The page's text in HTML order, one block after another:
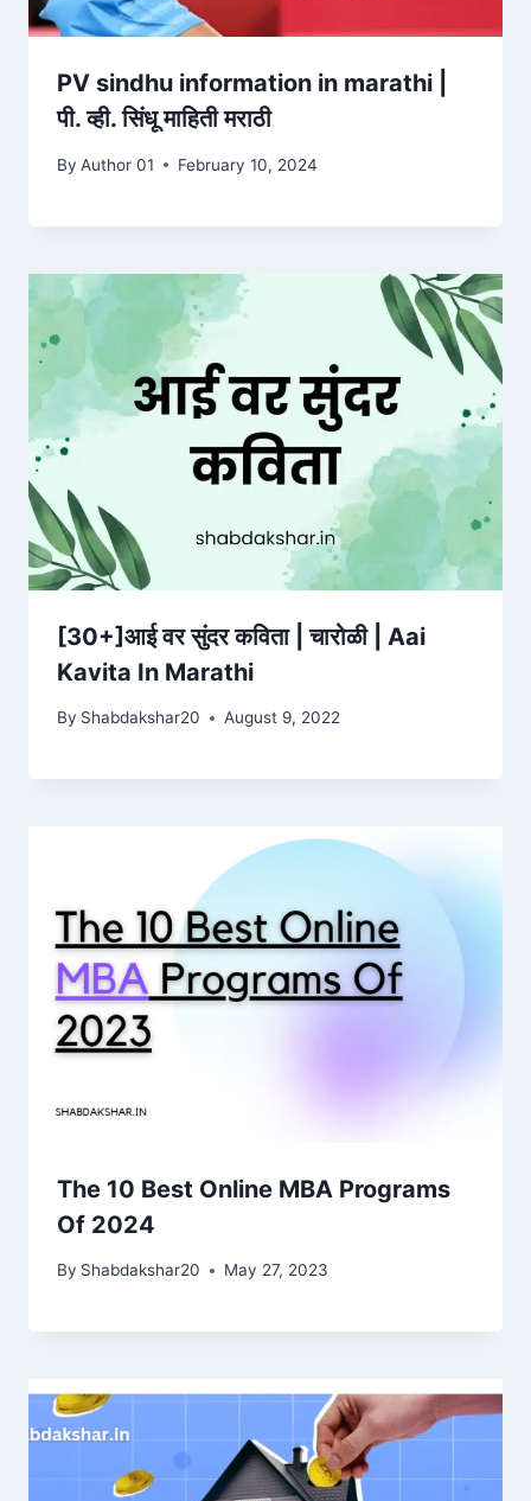
PV sindhu information in marathi |
पी. व्ही. सिंधू माहिती मराठी
By Author 01 February 10, 2024
[30+]आई वर सुंदर कविता | चारोळी | Aai
Kavita In Marathi
By Shabdakshar20 August 9, 2022
The 10 Best Online MBA Programs
Of 2024
By Shabdakshar20 May 27, 2023